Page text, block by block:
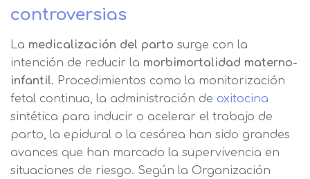
controversias
La medicalización del parto surge con la
intención de reducir la morbimortalidad materno-
infantil. Procedimientos como la monitorización
fetal continua, la administración de oxitocina
sintética para inducir o acelerar el trabajo de
parto, la epidural o la cesárea han sido grandes
avances que han marcado la supervivencia en
situaciones de riesgo. Según la Organización